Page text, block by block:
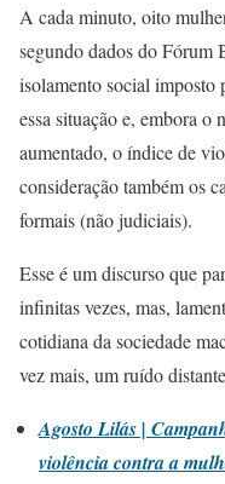
A cada minuto, oito
segundo dados do Fórum
isolamento social imposto
essa situação e, embora o
aumentado, o índice de
consideração também os
formais (não judiciais).
Esse é um discurso que
infinitas vezes, mas,
cotidiana da sociedade
vez mais, um ruído
Agosto Lilás |
violência contra a